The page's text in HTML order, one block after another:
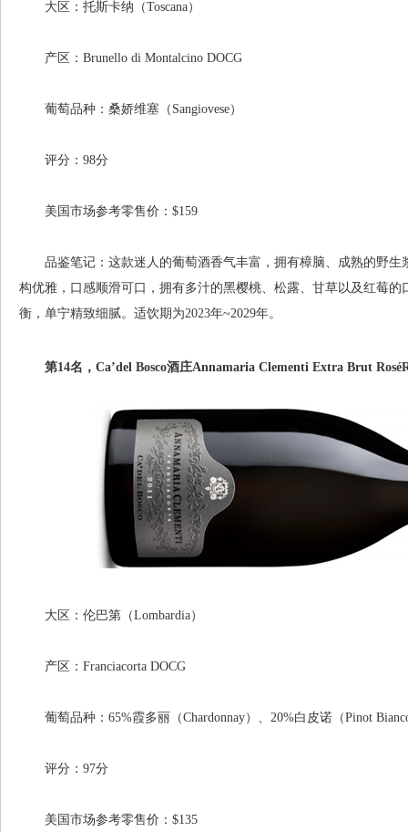
大区：托斯卡纳（Toscana）
产区：Brunello di Montalcino DOCG
葡萄品种：桑娇维塞（Sangiovese）
评分：98分
美国市场参考零售价：$159
品鉴笔记：这款迷人的葡萄酒香气丰富，拥有樟脑、成熟的野生
构优雅，口感顺滑可口，拥有多汁的黑樱桃、松露、甘草以及红莓
衡，单宁精致细腻。适饮期为2023年~2029年。
第14名，Ca’del Bosco酒庄Annamaria Clementi Extra Brut
大区：伦巴第（Lombardia）
产区：Franciacorta DOCG
葡萄品种：65%霞多丽（Chardonnay）、20%白皮诺（Pinot
评分：97分
美国市场参考零售价：$135